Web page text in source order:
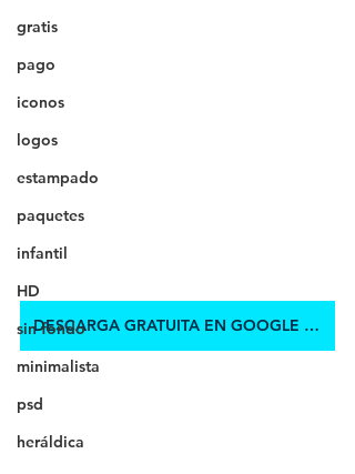
gratis
pago
iconos
logos
estampado
paquetes
infantil
HD
sin fondo
minimalista
psd
heráldica
DESCARGA GRATUITA EN GOOGLE DRIVE